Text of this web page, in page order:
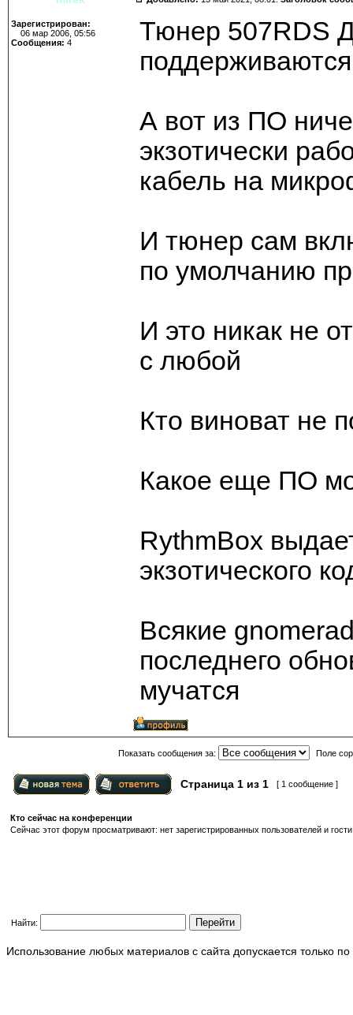
Зарегистрирован:
06 мар 2006, 05:56
Сообщения: 4
Тюнер 507RDS
А вот из ПО
экзотически
кабель на
И тюнер сам
по умолчанию
И это никак не
с любой
Кто виноват не
Какое еще ПО
RythmBox
экзотического
Всякие
последнего
мучатся
Показать сообщения за: Поле
Страница 1 из 1 [ 1 сообщение ]
Кто сейчас на конференции
Сейчас этот форум просматривают: нет зарегистрированных пользователей и
Найти:
Использование любых материалов с сайта допускается только